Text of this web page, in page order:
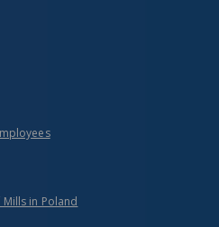
in Poland